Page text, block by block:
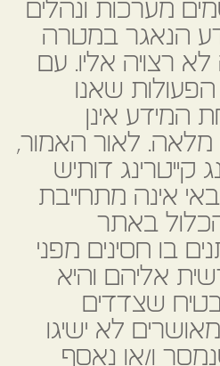
מערכות ונהלים
הנאגר במטרה
רצויה אליו. עם
שאנו
המידע אינן
לאור האמור,
קייטרינג דותיש
אינה מתחייבת
באתר
בו חסינים מפני
אליהם והיא
שצדדים
לא ישיגו
ו/או נאסף